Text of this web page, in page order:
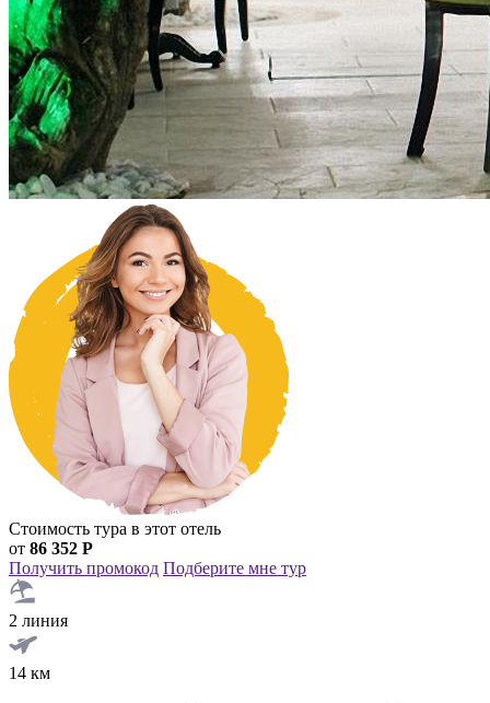
Стоимость тура в этот отель
от 86 352 Р
Получить промокод Подберите мне тур
2 линия
14 км